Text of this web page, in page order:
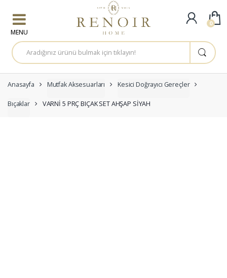
A
r
a
a
:
Anasayfa Mutfak Aksesuarları Kesici Doğrayıcı Gereçler
Bıçaklar VARNİ 5 PRÇ BIÇAK SET AHŞAP SİYAH
0